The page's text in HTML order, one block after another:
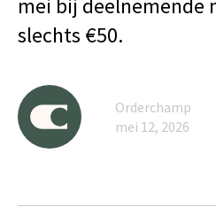
mei bij deelnemende
slechts €50.
Orderchamp
mei 12, 2026